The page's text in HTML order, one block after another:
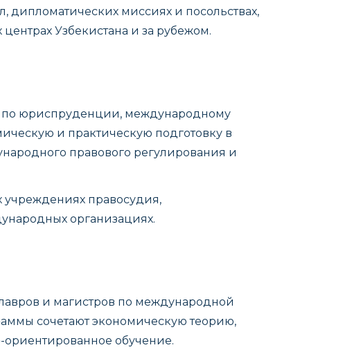
миссиях и посольствах,
Узбекистана и за рубежом.
по юриспруденции, международному
и практическую подготовку в
правового регулирования и
учреждениях правосудия,
организациях.
и магистров по международной
сочетают экономическую теорию,
обучение.